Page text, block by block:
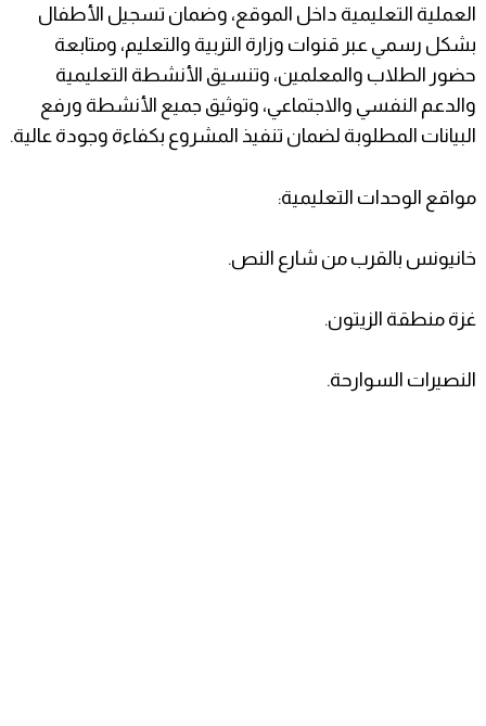
العملية التعليمية داخل الموقع، وضمان تسجيل الأطفال
بشكل رسمي عبر قنوات وزارة التربية والتعليم، ومتابعة
حضور الطلاب والمعلمين، وتنسيق الأنشطة التعليمية
والدعم النفسي والاجتماعي، وتوثيق جميع الأنشطة ورفع
البيانات المطلوبة لضمان تنفيذ المشروع بكفاءة وجودة عالية.
مواقع الوحدات التعليمية:
خانيونس بالقرب من شارع النص.
غزة منطقة الزيتون.
النصيرات السوارحة.